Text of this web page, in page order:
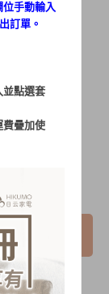
力
位手動輸入
訂單。
並點選套
費疊加使